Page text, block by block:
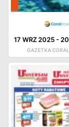
17 WRZ 2025-
GAZETKA CORAL